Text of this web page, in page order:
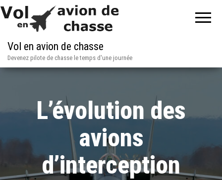
Vol en avion de chasse
Devenez pilote de chasse le temps d'une journée
L’évolution des
avions
d’interception